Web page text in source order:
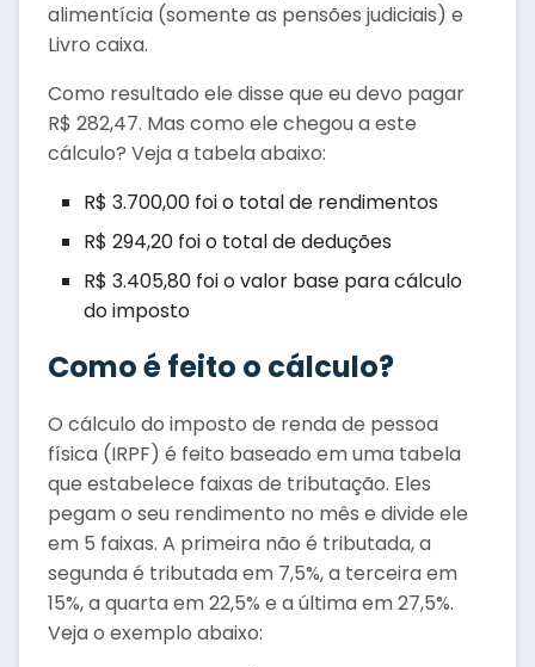
alimentícia (somente as pensões judiciais) e
Livro caixa.
Como resultado ele disse que eu devo pagar
R$ 282,47. Mas como ele chegou a este
cálculo? Veja a tabela abaixo:
R$ 3.700,00 foi o total de rendimentos
R$ 294,20 foi o total de deduções
R$ 3.405,80 foi o valor base para cálculo
do imposto
Como é feito o cálculo?
O cálculo do imposto de renda de pessoa
física (IRPF) é feito baseado em uma tabela
que estabelece faixas de tributação. Eles
pegam o seu rendimento no mês e divide ele
em 5 faixas. A primeira não é tributada, a
segunda é tributada em 7,5%, a terceira em
15%, a quarta em 22,5% e a última em 27,5%.
Veja o exemplo abaixo: